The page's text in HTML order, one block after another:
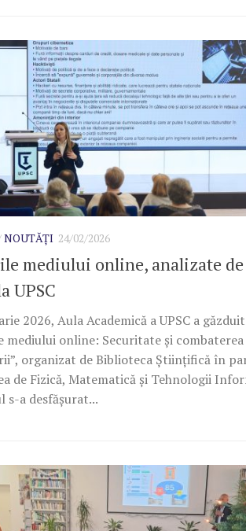
NOUTĂȚI 24/02/2026
mediului online, analizate
UPSC
2026, Aula Academică a UPSC a
mediului online: Securitate și combaterea
organizat de Biblioteca Științifică în
de Fizică, Matematică și Tehnologii
s-a desfășurat...